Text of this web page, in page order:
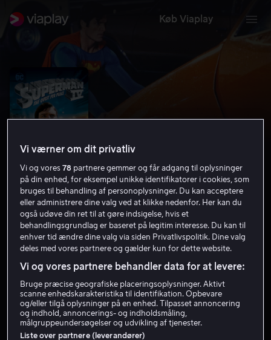
Køb Viaplay
Supermand IV
3.8 Science Fiction Eventyr 1987
1 t. 26 min
11 år
HD
Lej 59 kr
Køb 109 kr
Vi værner om dit privatliv
Vi og vores78 partnere gemmer og får adgang til oplysninger
på din enhed, for eksempel unikke identifikatorer i cookies, som
bruges til behandling af personoplysninger. Du kan acceptere
eller administrere dine valg ved at klikke nedenfor. Her kan du
også udøve din ret til at gøre indsigelse, hvis et
behandlingsgrundlag er baseret på legitim interesse. Du kan til
enhver tid ændre dine valg via siden Privatlivspolitik. Dine valg
deles med vores partnere og gælder kun for dette website.
Vi og vores partnere behandler data for at levere:
Bruge præcise geografiske placeringsoplysninger. Aktivt
scanne enhedskarakteristika til identifikation. Opbevare
og/eller tilgå oplysninger på en enhed. Tilpasset annoncering
og indhold, annoncerings- og indholdsmåling,
målgruppeundersøgelser og udvikling af tjenester.
Liste over partnere (leverandører)